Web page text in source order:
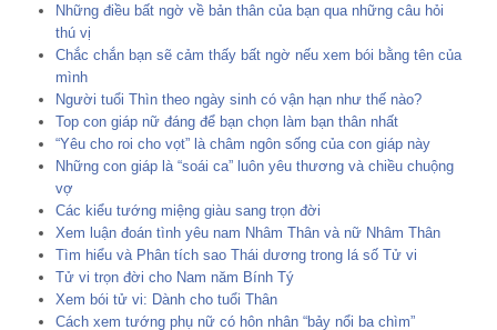
Những điều bất ngờ về bản thân của bạn qua những câu hỏi
thú vị
Chắc chắn bạn sẽ cảm thấy bất ngờ nếu xem bói bằng tên của
mình
Người tuổi Thìn theo ngày sinh có vận hạn như thế nào?
Top con giáp nữ đáng để bạn chọn làm bạn thân nhất
“Yêu cho roi cho vọt” là châm ngôn sống của con giáp này
Những con giáp là “soái ca” luôn yêu thương và chiều chuộng
vợ
Các kiểu tướng miệng giàu sang trọn đời
Xem luận đoán tình yêu nam Nhâm Thân và nữ Nhâm Thân
Tìm hiểu và Phân tích sao Thái dương trong lá số Tử vi
Tử vi trọn đời cho Nam năm Bính Tý
Xem bói tử vi: Dành cho tuổi Thân
Cách xem tướng phụ nữ có hôn nhân “bảy nổi ba chìm”